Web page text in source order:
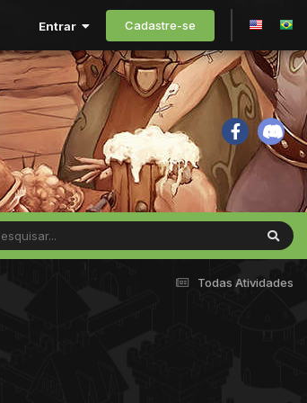
Entrar Cadastre-se
Todas Atividades